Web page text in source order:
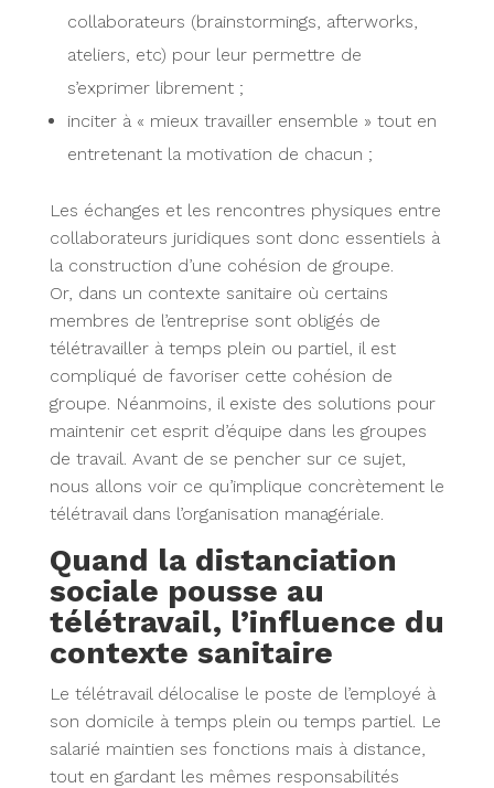
collaborateurs (brainstormings, afterworks,
ateliers, etc) pour leur permettre de
s’exprimer librement ;
inciter à « mieux travailler ensemble » tout en
entretenant la motivation de chacun ;
Les échanges et les rencontres physiques entre
collaborateurs juridiques sont donc essentiels à
la construction d’une cohésion de groupe.
Or, dans un contexte sanitaire où certains
membres de l’entreprise sont obligés de
télétravailler à temps plein ou partiel, il est
compliqué de favoriser cette cohésion de
groupe. Néanmoins, il existe des solutions pour
maintenir cet esprit d’équipe dans les groupes
de travail. Avant de se pencher sur ce sujet,
nous allons voir ce qu’implique concrètement le
télétravail dans l’organisation managériale.
Quand la distanciation
sociale pousse au
télétravail, l’influence du
contexte sanitaire
Le télétravail délocalise le poste de l’employé à
son domicile à temps plein ou temps partiel. Le
salarié maintien ses fonctions mais à distance,
tout en gardant les mêmes responsabilités